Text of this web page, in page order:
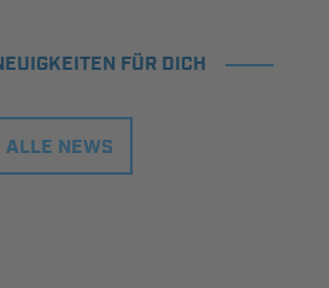
FÜR DICH
ALLE NEWS